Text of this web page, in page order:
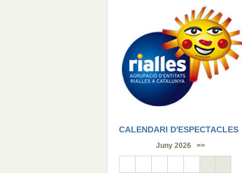
CALENDARI D'ESPECTACLES
Juny 2026 >>